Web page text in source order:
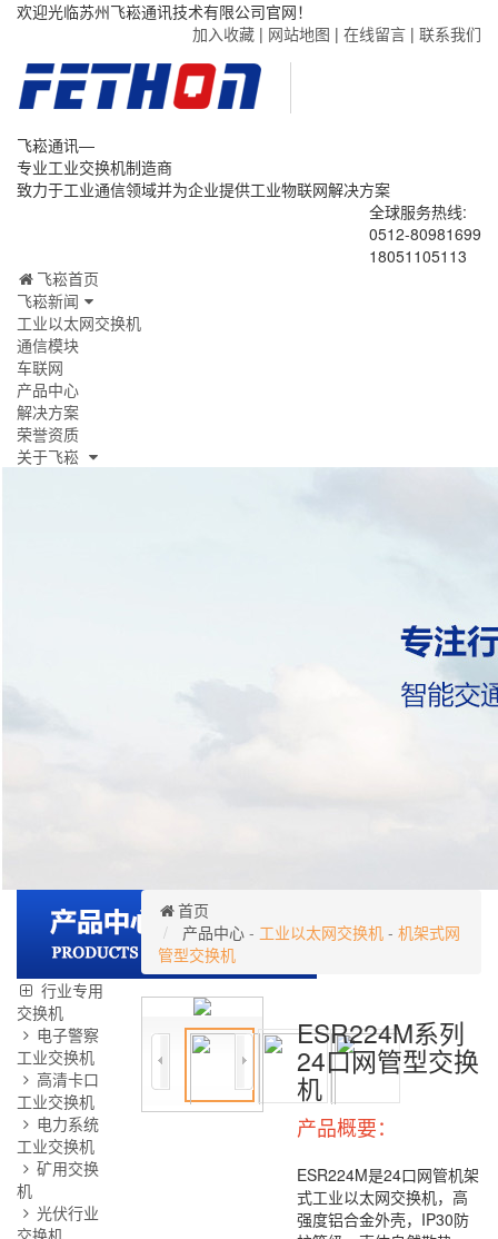
欢迎光临苏州飞崧通讯技术有限公司官网！
加入收藏 | 网站地图 | 在线留言 | 联系我们
飞崧通讯—
专业工业交换机制造商
致力于工业通信领域并为企业提供工业物联网解决方案
全球服务热线:
0512-80981699
18051105113
飞崧首页
飞崧新闻
工业以太网交换机
通信模块
车联网
产品中心
解决方案
荣誉资质
关于飞崧
行业专用
交换机
电子警察
工业交换机
高清卡口
工业交换机
电力系统
工业交换机
矿用交换
机
光伏行业
交换机
首页
产品中心 - 工业以太网交换机 - 机架式网
管型交换机
ESR224M系列
24口网管型交换
机
产品概要：
ESR224M是24口网管机架
式工业以太网交换机，高
强度铝合金外壳，IP30防